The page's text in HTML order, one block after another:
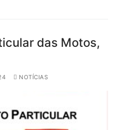
das Motos,
NOTÍCIAS